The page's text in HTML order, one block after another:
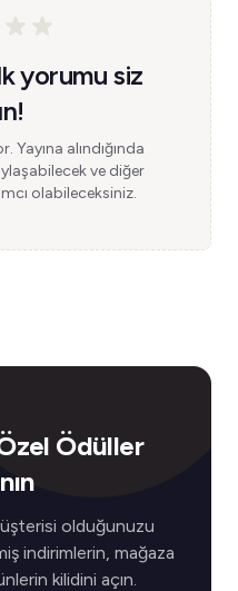
yorumu siz
Yayına alındığında
ve diğer
olabileceksiniz.
Ödüller
olduğunuzu
indirimlerin, mağaza
kilidini açın.